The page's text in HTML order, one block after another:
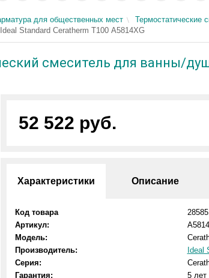
для общественных мест
Термостатические
Standard Ceratherm Т100 A5814XG
смеситель для ванны/
52 522 руб.
Характеристики Описание
Код товара
Артикул:
Модель:
Производитель:
Ideal
Серия:
Гарантия:
5 лет